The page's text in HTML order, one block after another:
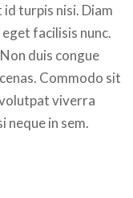
turpis nisi. Diam
facilisis nunc.
duis congue
Commodo sit
viverra
neque in sem.